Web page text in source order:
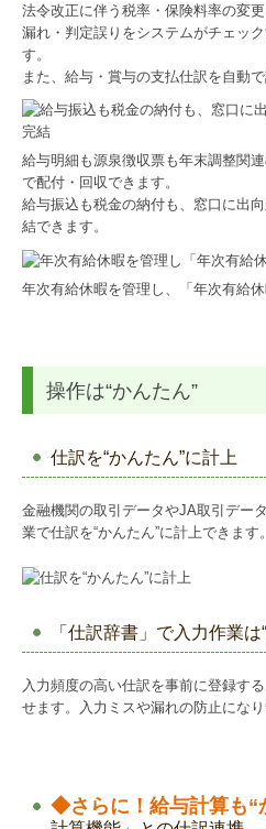
法令改正に伴う税率・保険料率の変
漏れ・判定誤りをシステムがチェッ
す。
また、給与・賞与の支払仕訳を自動で
給与明細も源泉徴収票も年末調整関
で配付・回収できます。
給与振込も税金の納付も、窓口に出
結できます。
年次有給休暇を管理し、「年次有給
操作は“かんたん”
仕訳を“かんたん”に計上
金融機関の取引データやJA取引デー
業で仕訳を“かんたん”に計上できます。
「仕訳辞書」で入力作業は
入力頻度の高い仕訳を事前に登録す
せます。入力ミスや漏れの防止になり
◆さらに！ 給与計算も“